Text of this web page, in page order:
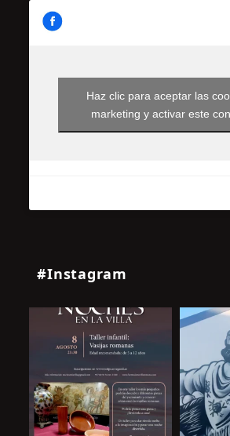
Haz clic para aceptar las
marketing y activar este
#Instagram